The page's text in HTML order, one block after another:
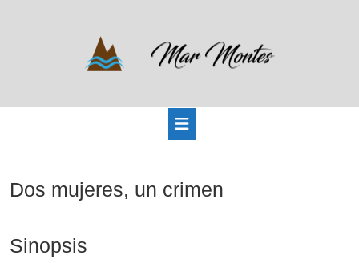
de
Dos mujeres, un crimen
Sinopsis